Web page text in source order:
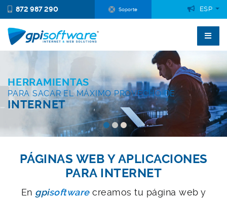
872 987 290 Soporte ESP
HERRAMIENTAS
PARA SACAR EL MÁXIMO PROVECHO DE
INTERNET
PÁGINAS WEB
Y APLICACIONES PARA
INTERNET
PÁGINAS WEB Y APLICACIONES
PARA INTERNET
En gpisoftwarecreamos tu página web y